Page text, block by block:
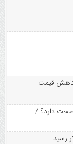
جمعه ۱۶ مرداد/ کاهش قیمت
صحت دارد؟ /